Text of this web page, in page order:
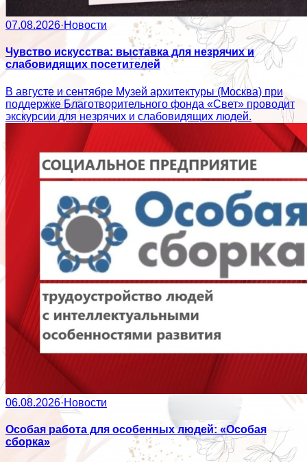
07.08.2026·Новости
Чувство искусства: выставка для незрячих и
слабовидящих посетителей
В августе и сентябре Музей архитектуры (Москва) при
поддержке Благотворительного фонда «Свет» проводит
экскурсии для незрячих и слабовидящих людей.
06.08.2026·Новости
Особая работа для особенных людей: «Особая
сборка»